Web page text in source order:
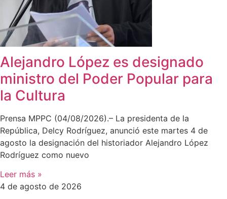
Alejandro López es designado
ministro del Poder Popular para
la Cultura
Prensa MPPC (04/08/2026).– La presidenta de la
República, Delcy Rodríguez, anunció este martes 4 de
agosto la designación del historiador Alejandro López
Rodríguez como nuevo
Leer más »
4 de agosto de 2026